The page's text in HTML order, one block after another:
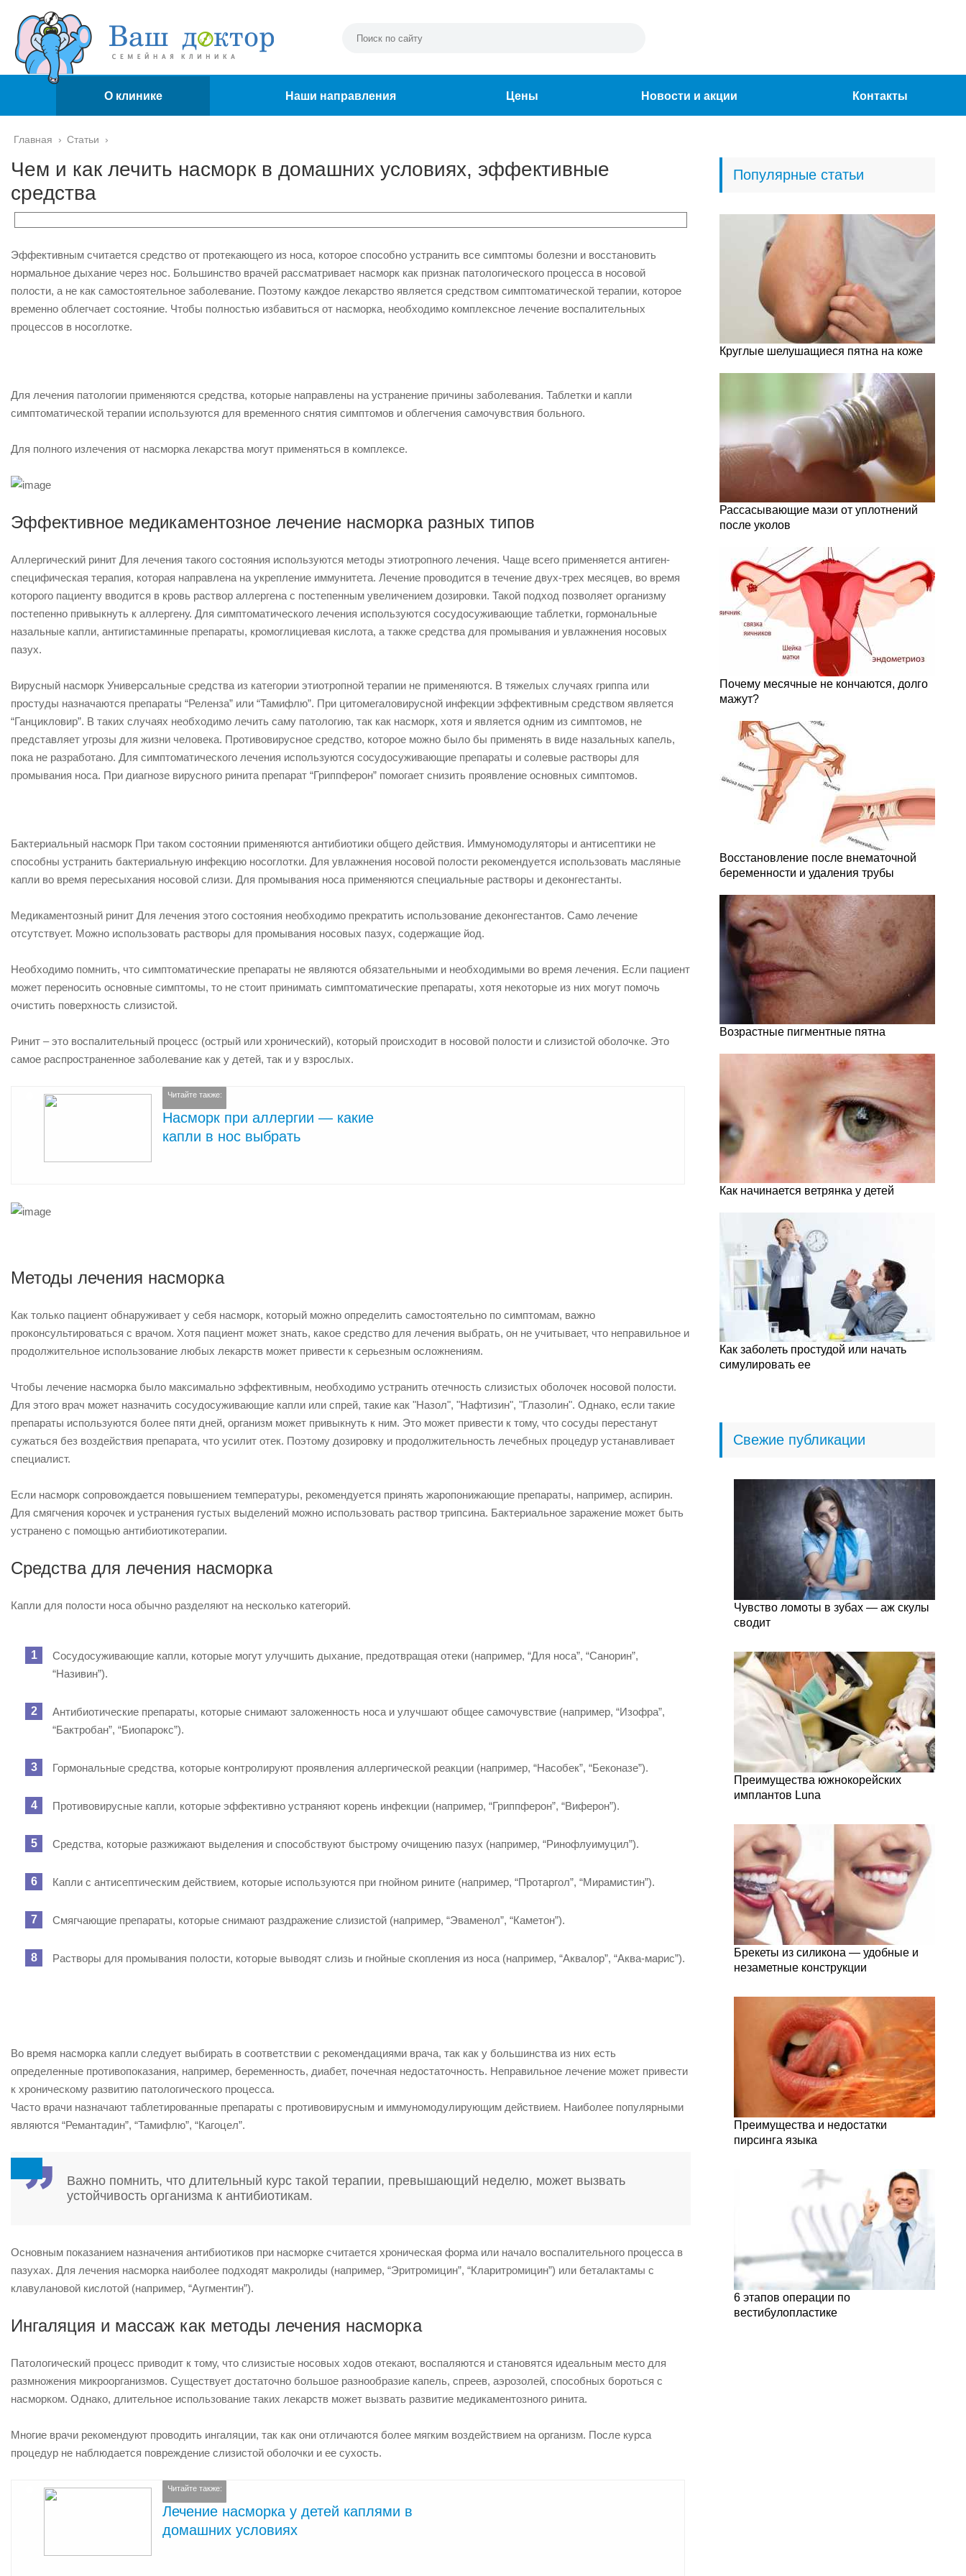
О клинике Наши направления Цены Новости и акции Контакты
Главная › Статьи ›
Чем и как лечить насморк в домашних условиях, эффективные
средства
Эффективным считается средство от протекающего из носа, которое способно устранить все симптомы болезни и восстановить
нормальное дыхание через нос. Большинство врачей рассматривает насморк как признак патологического процесса в носовой
полости, а не как самостоятельное заболевание. Поэтому каждое лекарство является средством симптоматической терапии, которое
временно облегчает состояние. Чтобы полностью избавиться от насморка, необходимо комплексное лечение воспалительных
процессов в носоглотке.
Для лечения патологии применяются средства, которые направлены на устранение причины заболевания. Таблетки и капли
симптоматической терапии используются для временного снятия симптомов и облегчения самочувствия больного.
Для полного излечения от насморка лекарства могут применяться в комплексе.
Эффективное медикаментозное лечение насморка разных типов
Аллергический ринит Для лечения такого состояния используются методы этиотропного лечения. Чаще всего применяется антиген-
специфическая терапия, которая направлена на укрепление иммунитета. Лечение проводится в течение двух-трех месяцев, во время
которого пациенту вводится в кровь раствор аллергена с постепенным увеличением дозировки. Такой подход позволяет организму
постепенно привыкнуть к аллергену. Для симптоматического лечения используются сосудосуживающие таблетки, гормональные
назальные капли, антигистаминные препараты, кромоглициевая кислота, а также средства для промывания и увлажнения носовых
пазух.
Вирусный насморк Универсальные средства из категории этиотропной терапии не применяются. В тяжелых случаях гриппа или
простуды назначаются препараты “Реленза” или “Тамифлю”. При цитомегаловирусной инфекции эффективным средством является
“Ганцикловир”. В таких случаях необходимо лечить саму патологию, так как насморк, хотя и является одним из симптомов, не
представляет угрозы для жизни человека. Противовирусное средство, которое можно было бы применять в виде назальных капель,
пока не разработано. Для симптоматического лечения используются сосудосуживающие препараты и солевые растворы для
промывания носа. При диагнозе вирусного ринита препарат “Гриппферон” помогает снизить проявление основных симптомов.
Бактериальный насморк При таком состоянии применяются антибиотики общего действия. Иммуномодуляторы и антисептики не
способны устранить бактериальную инфекцию носоглотки. Для увлажнения носовой полости рекомендуется использовать масляные
капли во время пересыхания носовой слизи. Для промывания носа применяются специальные растворы и деконгестанты.
Медикаментозный ринит Для лечения этого состояния необходимо прекратить использование деконгестантов. Само лечение
отсутствует. Можно использовать растворы для промывания носовых пазух, содержащие йод.
Необходимо помнить, что симптоматические препараты не являются обязательными и необходимыми во время лечения. Если пациент
может переносить основные симптомы, то не стоит принимать симптоматические препараты, хотя некоторые из них могут помочь
очистить поверхность слизистой.
Ринит – это воспалительный процесс (острый или хронический), который происходит в носовой полости и слизистой оболочке. Это
самое распространенное заболевание как у детей, так и у взрослых.
Читайте также:
Насморк при аллергии — какие
капли в нос выбрать
Методы лечения насморка
Как только пациент обнаруживает у себя насморк, который можно определить самостоятельно по симптомам, важно
проконсультироваться с врачом. Хотя пациент может знать, какое средство для лечения выбрать, он не учитывает, что неправильное и
продолжительное использование любых лекарств может привести к серьезным осложнениям.
Чтобы лечение насморка было максимально эффективным, необходимо устранить отечность слизистых оболочек носовой полости.
Для этого врач может назначить сосудосуживающие капли или спрей, такие как "Назол", "Нафтизин", "Глазолин". Однако, если такие
препараты используются более пяти дней, организм может привыкнуть к ним. Это может привести к тому, что сосуды перестанут
сужаться без воздействия препарата, что усилит отек. Поэтому дозировку и продолжительность лечебных процедур устанавливает
специалист.
Если насморк сопровождается повышением температуры, рекомендуется принять жаропонижающие препараты, например, аспирин.
Для смягчения корочек и устранения густых выделений можно использовать раствор трипсина. Бактериальное заражение может быть
устранено с помощью антибиотикотерапии.
Средства для лечения насморка
Капли для полости носа обычно разделяют на несколько категорий.
Сосудосуживающие капли, которые могут улучшить дыхание, предотвращая отеки (например, “Для носа”, “Санорин”,
“Називин”).
Антибиотические препараты, которые снимают заложенность носа и улучшают общее самочувствие (например, “Изофра”,
“Бактробан”, “Биопарокс”).
Гормональные средства, которые контролируют проявления аллергической реакции (например, “Насобек”, “Беконазе”).
Противовирусные капли, которые эффективно устраняют корень инфекции (например, “Гриппферон”, “Виферон”).
Средства, которые разжижают выделения и способствуют быстрому очищению пазух (например, “Ринофлуимуцил”).
Капли с антисептическим действием, которые используются при гнойном рините (например, “Протаргол”, “Мирамистин”).
Смягчающие препараты, которые снимают раздражение слизистой (например, “Эваменол”, “Каметон”).
Растворы для промывания полости, которые выводят слизь и гнойные скопления из носа (например, “Аквалор”, “Аква-марис”).
Во время насморка капли следует выбирать в соответствии с рекомендациями врача, так как у большинства из них есть
определенные противопоказания, например, беременность, диабет, почечная недостаточность. Неправильное лечение может привести
к хроническому развитию патологического процесса.
Часто врачи назначают таблетированные препараты с противовирусным и иммуномодулирующим действием. Наиболее популярными
являются “Ремантадин”, “Тамифлю”, “Кагоцел”.
Важно помнить, что длительный курс такой терапии, превышающий неделю, может вызвать
устойчивость организма к антибиотикам.
Основным показанием назначения антибиотиков при насморке считается хроническая форма или начало воспалительного процесса в
пазухах. Для лечения насморка наиболее подходят макролиды (например, “Эритромицин”, “Кларитромицин”) или беталактамы с
клавулановой кислотой (например, “Аугментин”).
Ингаляция и массаж как методы лечения насморка
Патологический процесс приводит к тому, что слизистые носовых ходов отекают, воспаляются и становятся идеальным место для
размножения микроорганизмов. Существует достаточно большое разнообразие капель, спреев, аэрозолей, способных бороться с
насморком. Однако, длительное использование таких лекарств может вызвать развитие медикаментозного ринита.
Многие врачи рекомендуют проводить ингаляции, так как они отличаются более мягким воздействием на организм. После курса
процедур не наблюдается повреждение слизистой оболочки и ее сухость.
Читайте также:
Лечение насморка у детей каплями в
домашних условиях
Популярные статьи
Круглые шелушащиеся пятна на коже
Рассасывающие мази от уплотнений
после уколов
Почему месячные не кончаются, долго
мажут?
Восстановление после внематочной
беременности и удаления трубы
Возрастные пигментные пятна
Как начинается ветрянка у детей
Как заболеть простудой или начать
симулировать ее
Свежие публикации
Чувство ломоты в зубах — аж скулы
сводит
Преимущества южнокорейских
имплантов Luna
Брекеты из силикона — удобные и
незаметные конструкции
Преимущества и недостатки
пирсинга языка
6 этапов операции по
вестибулопластике